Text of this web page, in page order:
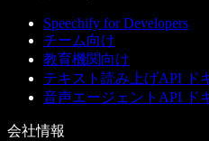
Speechify for Developers
チーム向け
教育機関向け
テキスト読み上げAPI ド
音声エージェントAPI ド
会社情報